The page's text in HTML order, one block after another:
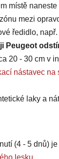
místě
mezi
ředidlo, např.
Peugeot
20 - 30 cm v
nástavec na
laky a
(4 - 5 dnů)